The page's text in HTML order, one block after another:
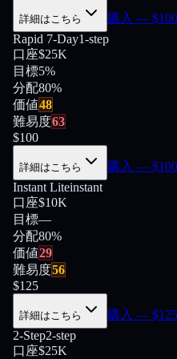
詳細はこちら 購入 — $100
Rapid 7-Day1-step
口座$25K
目標5%
分配80%
価値48
難易度63
$100
詳細はこちら 購入 — $100
Instant Liteinstant
口座$10K
目標—
分配80%
価値29
難易度56
$125
詳細はこちら 購入 — $125
2-Step2-step
口座$25K